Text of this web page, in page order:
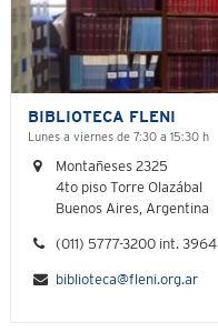
BIBLIOTECA FLENI
Lunes a viernes de 7:30 a 15:30 h
Montañeses 2325
4to piso Torre Olazábal
Buenos Aires, Argentina
(011) 5777-3200 int. 3964
biblioteca@fleni.org.ar